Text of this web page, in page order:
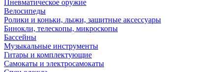
Пневматическое оружие
Велосипеды
Ролики и коньки, лыжи, защитные аксессуары
Бинокли, телескопы, микроскопы
Бассейны
Музыкальные инструменты
Гитары и комплектующие
Самокаты и электросамокаты